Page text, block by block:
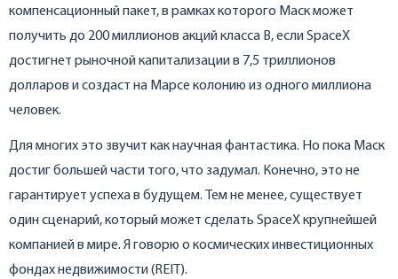
компенсационный пакет, в рамках которого Маск может
получить до 200 миллионов акций класса B, если SpaceX
достигнет рыночной капитализации в 7,5 триллионов
долларов и создаст на Марсе колонию из одного миллиона
человек.
Для многих это звучит как научная фантастика. Но пока Маск
достиг большей части того, что задумал. Конечно, это не
гарантирует успеха в будущем. Тем не менее, существует
один сценарий, который может сделать SpaceX крупнейшей
компанией в мире. Я говорю о космических инвестиционных
фондах недвижимости (REIT).